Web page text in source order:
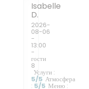
Isabelle
D
2026-
08-06
-
13:00
-
гости
8
Услуги :
5/5 Атмосфера
: 5/5 Меню :